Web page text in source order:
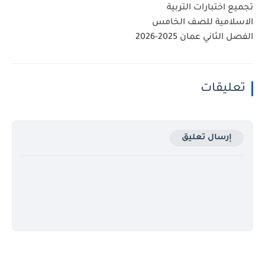
تجميع اختبارات التربية
الاسلامية للصف الخامس
الفصل الثاني عمان 2025-2026
تعليقات
إرسال تعليق